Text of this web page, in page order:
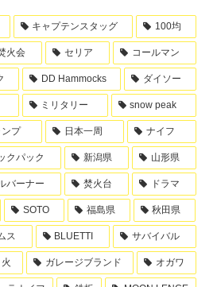
キャプテンスタッグ 100均
火会 セリア コールマン
DD Hammocks ダイソー
ミリタリー snow peak
プ 日本一周 ナイフ
クパック 新潟県 山形県
バーナー 焚火台 ドラマ
SOTO 福島県 秋田県
ス BLUETTI サバイバル
ガレージブランド オガワ